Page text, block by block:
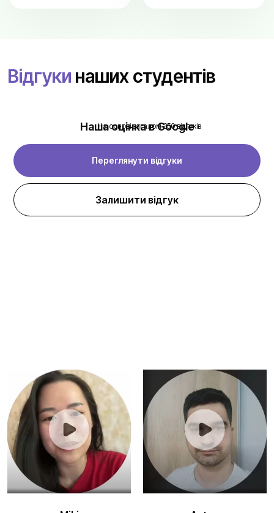
Відгуки наших студентів
Наша оцінка в Google
На основі загалом 350 відгуків
Переглянути відгуки
Залишити відгук